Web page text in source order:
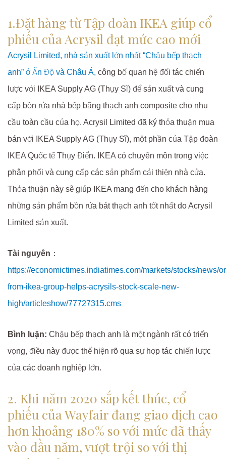
1.Đặt hàng từ Tập đoàn IKEA giúp cổ
phiếu của Acrysil đạt mức cao mới
Acrysil Limited, nhà sản xuất lớn nhất “Chậu bếp thạch
anh” ở Ấn Độ và Châu Á, công bố quan hệ đối tác chiến
lược với IKEA Supply AG (Thụy Sĩ) để sản xuất và cung
cấp bồn rửa nhà bếp bằng thạch anh composite cho nhu
cầu toàn cầu của họ. Acrysil Limited đã ký thỏa thuận mua
bán với IKEA Supply AG (Thụy Sĩ), một phần của Tập đoàn
IKEA Quốc tế Thụy Điển. IKEA có chuyên môn trong việc
phân phối và cung cấp các sản phẩm cải thiện nhà cửa.
Thỏa thuận này sẽ giúp IKEA mang đến cho khách hàng
những sản phẩm bồn rửa bát thạch anh tốt nhất do Acrysil
Limited sản xuất.
Tài nguyên ：
https://economictimes.indiatimes.com/markets/stocks/news/
from-ikea-group-helps-acrysils-stock-scale-new-
high/articleshow/77727315.cms
Bình luận: Chậu bếp thạch anh là một ngành rất có triển
vọng, điều này được thể hiện rõ qua sự hợp tác chiến lược
của các doanh nghiệp lớn.
2. Khi năm 2020 sắp kết thúc, cổ
phiếu của Wayfair đang giao dịch cao
hơn khoảng 180% so với mức đã thấy
vào đầu năm, vượt trội so với thị